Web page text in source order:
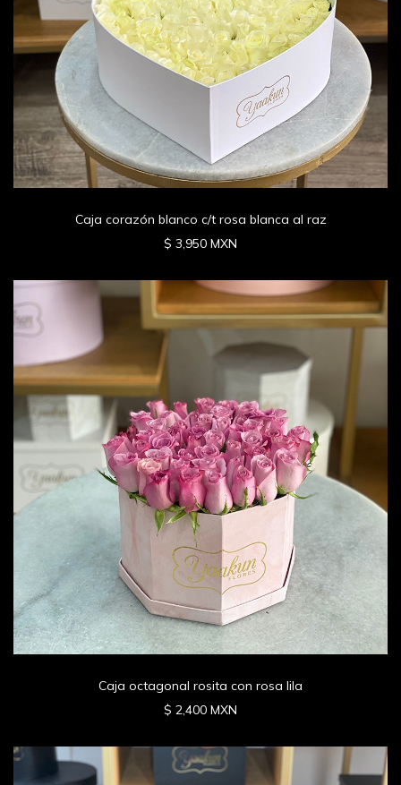
Caja corazón blanco c/t rosa blanca al raz
$ 3,950 MXN
Caja octagonal rosita con rosa lila
$ 2,400 MXN